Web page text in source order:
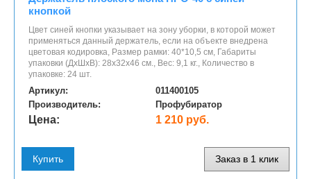
кнопкой
​Цвет синей кнопки указывает на зону уборки, в которой может
применяться данный держатель, если на объекте внедрена
цветовая кодировка, Размер рамки: 40*10,5 см, Габариты
упаковки (ДхШхВ): 28х32х46 см., Вес: 9,1 кг., Количество в
упаковке: 24 шт.
Артикул:
011400105
Производитель:
Профубиратор
Цена: 1 210 руб.
Купить Заказ в 1 клик